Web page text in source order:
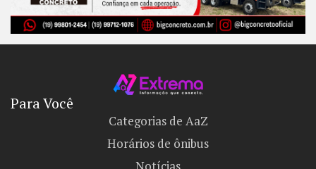
Para Você
Categorias de AaZ
Horários de ônibus
Notícias